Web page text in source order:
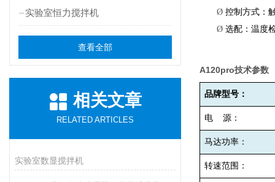
实验室恒力搅拌机
查看全部
相关文章
RELATED ARTICLES
实验室数显搅拌机
Ø 控制方式：
Ø 选配：温度
A120pro技术参数
品牌型号：
电 源：
马达功率：
转速范围：